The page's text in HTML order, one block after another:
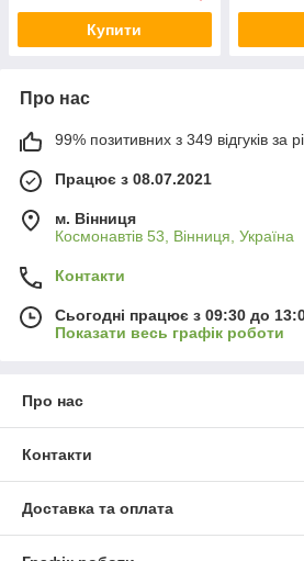
Купити
Про нас
99% позитивних з 349 відгуків за
Працює з 08.07.2021
м. Вінниця
Космонавтів 53, Вінниця, Україна
Контакти
Сьогодні працює з 09:30 до
Показати весь графік роботи
Про нас
Контакти
Доставка та оплата